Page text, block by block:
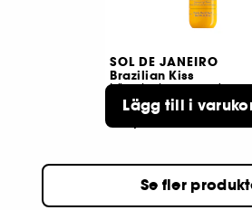
SOL DE JANEIRO
Brazilian Kiss
5523
199,00 KR
Lägg till i
Se fler